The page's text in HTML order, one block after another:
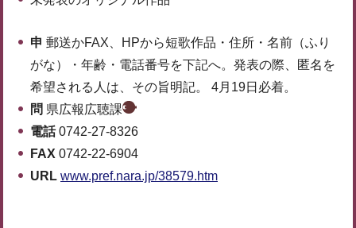
申 郵送かFAX、HPから短歌作品・住所・名前（ふり
がな）・年齢・電話番号を下記へ。発表の際、匿名を
希望される人は、その旨明記。 4月19日必着。
問 県広報広聴課
電話0742-27-8326
FAX 0742-22-6904
URL www.pref.nara.jp/38579.htm